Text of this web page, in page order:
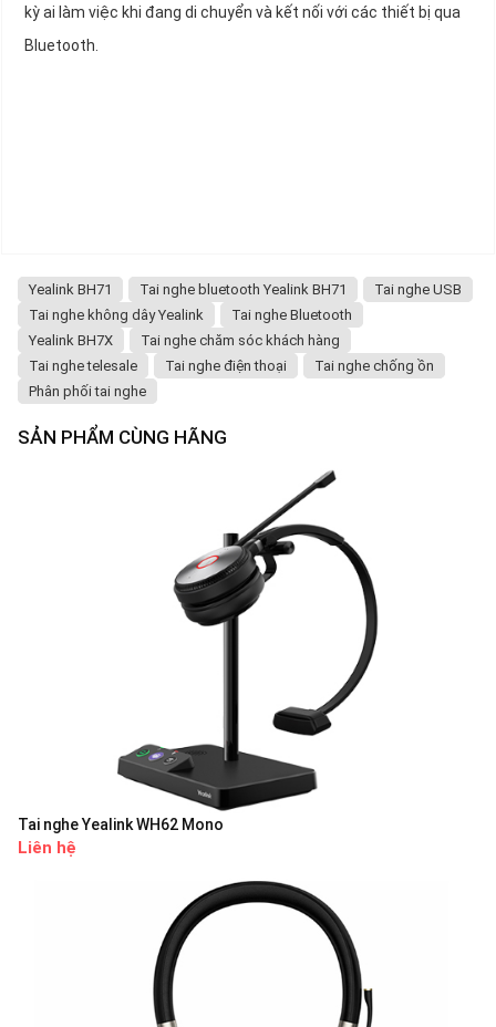
kỳ ai làm việc khi đang di chuyển và kết nối với các thiết bị qua
Bluetooth.
Yealink BH71 Tai nghe bluetooth Yealink BH71
Tai nghe USB
Tai nghe không dây Yealink
Tai nghe Bluetooth
Yealink BH7X
Tai nghe chăm sóc khách hàng
Tai nghe telesale
Tai nghe điện thoại
Tai nghe chống ồn
Phân phối tai nghe
SẢN PHẨM CÙNG HÃNG
Tai nghe Yealink WH62 Mono
Liên hệ